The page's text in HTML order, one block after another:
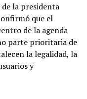
la presidenta
que el
de la agenda
parte prioritaria de
la legalidad, la
y